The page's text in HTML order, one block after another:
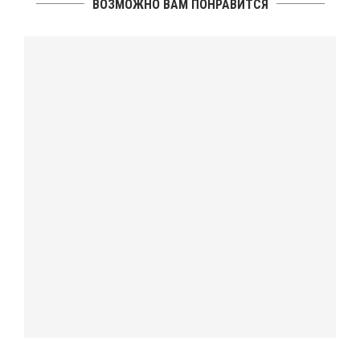
ВОЗМОЖНО ВАМ ПОНРАВИТСЯ